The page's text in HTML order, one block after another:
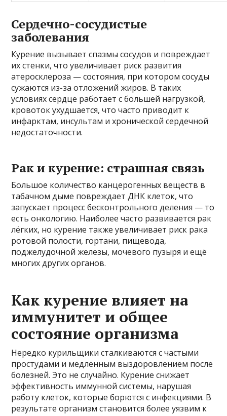
Сердечно-сосудистые
заболевания
Курение вызывает спазмы сосудов и повреждает
их стенки, что увеличивает риск развития
атеросклероза — состояния, при котором сосуды
сужаются из-за отложений жиров. В таких
условиях сердце работает с большей нагрузкой,
кровоток ухудшается, что часто приводит к
инфарктам, инсультам и хронической сердечной
недостаточности.
Рак и курение: страшная связь
Большое количество канцерогенных веществ в
табачном дыме повреждает ДНК клеток, что
запускает процесс бесконтрольного деления — то
есть онкологию. Наиболее часто развивается рак
лёгких, но курение также увеличивает риск рака
ротовой полости, гортани, пищевода,
поджелудочной железы, мочевого пузыря и ещё
многих других органов.
Как курение влияет на
иммунитет и общее
состояние организма
Нередко курильщики сталкиваются с частыми
простудами и медленным выздоровлением после
болезней. Это не случайно. Курение снижает
эффективность иммунной системы, нарушая
работу клеток, которые борются с инфекциями. В
результате организм становится более уязвим к